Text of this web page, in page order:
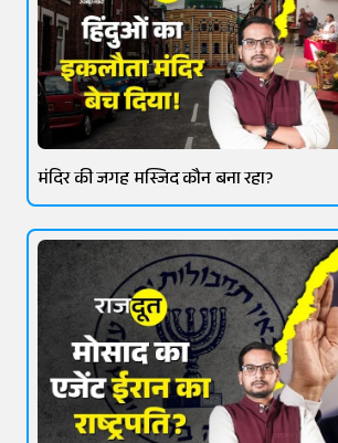
मंदिर की जगह मस्जिद कौन बना रहा?